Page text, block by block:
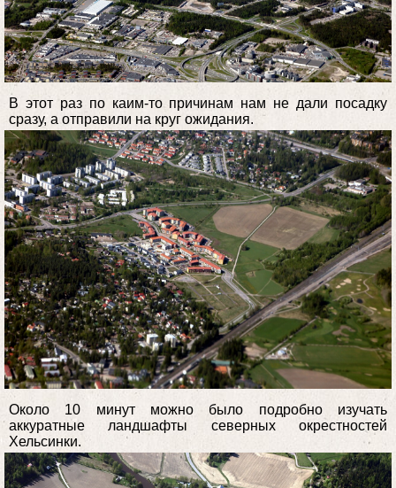
В этот раз по каим-то причинам нам не дали посадку
сразу, а отправили на круг ожидания.
Около 10 минут можно было подробно изучать
аккуратные ландшафты северных окрестностей
Хельсинки.